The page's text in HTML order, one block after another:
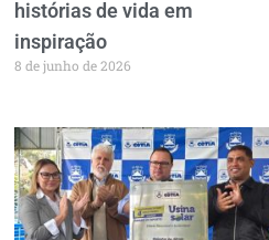
histórias de vida em
inspiração
8 de junho de 2026